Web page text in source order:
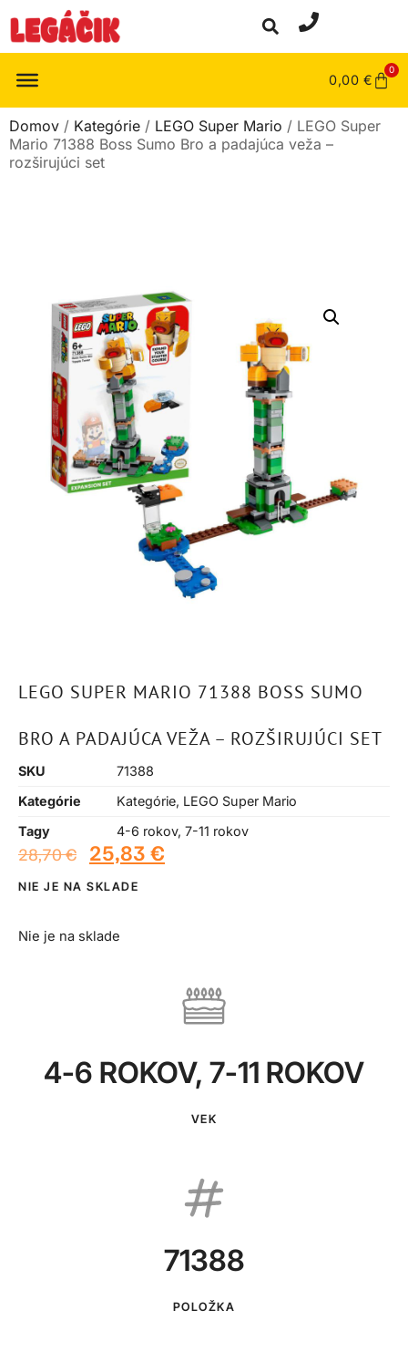
0,00 €
0
Domov / Kategórie / LEGO Super Mario / LEGO Super
Mario 71388 Boss Sumo Bro a padajúca veža –
rozširujúci set
LEGO SUPER MARIO 71388 BOSS SUMO
BRO A PADAJÚCA VEŽA – ROZŠIRUJÚCI SET
SKU
71388
Kategórie
Kategórie, LEGO Super Mario
Tagy
4-6 rokov, 7-11 rokov
28,70€ 25,83 €
NIE JE NA SKLADE
Nie je na sklade
4-6 ROKOV, 7-11 ROKOV
VEK
71388
POLOŽKA